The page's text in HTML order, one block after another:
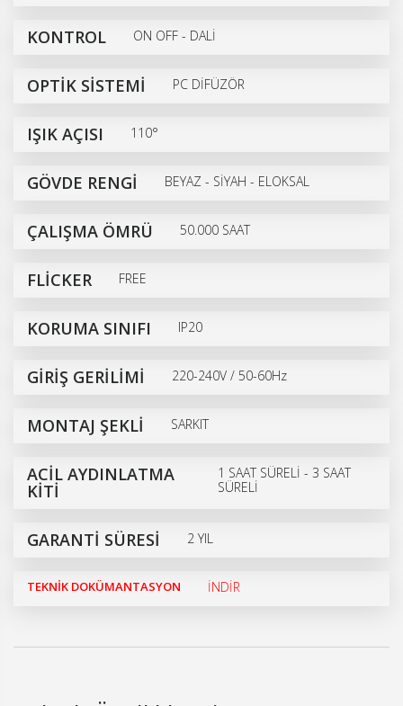
KONTROL ON OFF - DALİ
OPTİK SİSTEMİ PC DİFÜZÖR
IŞIK AÇISI 110°
GÖVDE RENGİ BEYAZ - SİYAH - ELOKSAL
ÇALIŞMA ÖMRÜ 50.000 SAAT
FLİCKER FREE
KORUMA SINIFI IP20
GİRİŞ GERİLİMİ 220-240V / 50-60Hz
MONTAJ ŞEKLİ SARKIT
ACİL AYDINLATMA
KİTİ
1 SAAT SÜRELİ - 3 SAAT
SÜRELİ
GARANTİ SÜRESİ 2 YIL
TEKNİK DOKÜMANTASYON İNDİR